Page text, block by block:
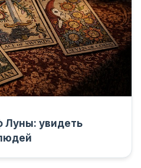
Луны: увидеть